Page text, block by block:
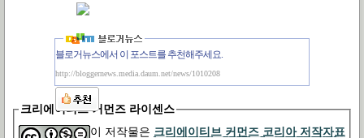
블로거뉴스에서 이 포스트를 추천해주세요.
http://bloggernews.media.daum.net/news/1010208
크리에이티브 커먼즈 라이센스
이 저작물은 크리에이티브 커먼즈 코리아 저작자표